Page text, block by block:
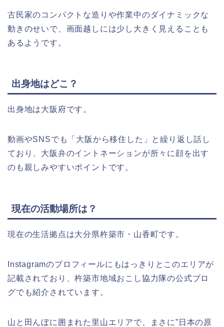
古民家のコンパクトな造りや作業中のダイナミックな
動きのせいで、画面越しには少し大きく見えることも
あるようです。
出身地はどこ？
出身地は大阪府です。
動画やSNSでも「大阪から移住した」と繰り返し話し
ており、大阪弁のイントネーションが所々に顔を出す
のも親しみやすいポイントです。
現在の活動場所は？
現在の生活拠点は大分県杵築市・山香町です。
Instagramのプロフィールにもはっきりとこのエリアが
記載されており、杵築市地域おこし協力隊の公式ブロ
グでも紹介されています。
山と田んぼに囲まれた里山エリアで、まさに”日本の原